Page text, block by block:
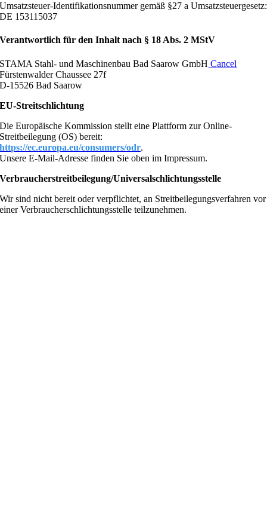
Umsatzsteuer-Identifikationsnummer gemäß §27 a Umsatzsteuergesetz:
DE 153115037
Verantwortlich für den Inhalt nach § 18 Abs. 2 MStV
STAMA Stahl- und Maschinenbau Bad Saarow GmbH Cancel
Fürstenwalder Chaussee 27f
D-15526 Bad Saarow
EU-Streitschlichtung
Die Europäische Kommission stellt eine Plattform zur Online-
Streitbeilegung (OS) bereit:
https://ec.europa.eu/consumers/odr.
Unsere E-Mail-Adresse finden Sie oben im Impressum.
Verbraucherstreitbeilegung/Universalschlichtungsstelle
Wir sind nicht bereit oder verpflichtet, an Streitbeilegungsverfahren vor
einer Verbraucherschlichtungsstelle teilzunehmen.